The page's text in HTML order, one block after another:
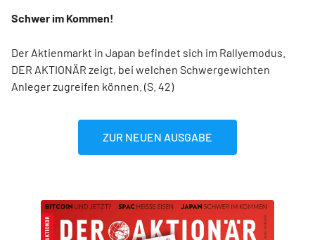
Schwer im Kommen!
Der Aktienmarkt in Japan befindet sich im Rallyemodus.
DER AKTIONÄR zeigt, bei welchen Schwergewichten
Anleger zugreifen können. (S. 42)
ZUR NEUEN AUSGABE